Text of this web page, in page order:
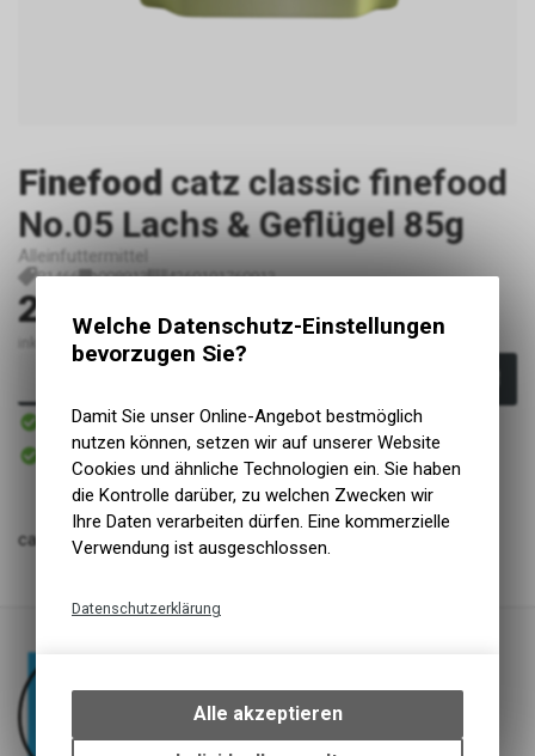
Finefood catz classic finefood
No.05 Lachs & Geflügel 85g
Alleinfuttermittel
P1466 008913 4260101760913
2.20 CHF
inkl. MwSt., zzgl. Versandkosten
Sofort verfügbar
Sofort abholbar
Abholung NaturNah GmbH
catz finefood No.05 Lachs&Geflügel
Welche Datenschutz-Einstellungen
bevorzugen Sie?
Damit Sie unser Online-Angebot bestmöglich
nutzen können, setzen wir auf unserer Website
Cookies und ähnliche Technologien ein. Sie haben
die Kontrolle darüber, zu welchen Zwecken wir
Ihre Daten verarbeiten dürfen. Eine kommerzielle
Verwendung ist ausgeschlossen.
Datenschutzerklärung
bestimmte Interaktionen und
Einstellungen auf Ihrem Gerät,
Alle akzeptieren